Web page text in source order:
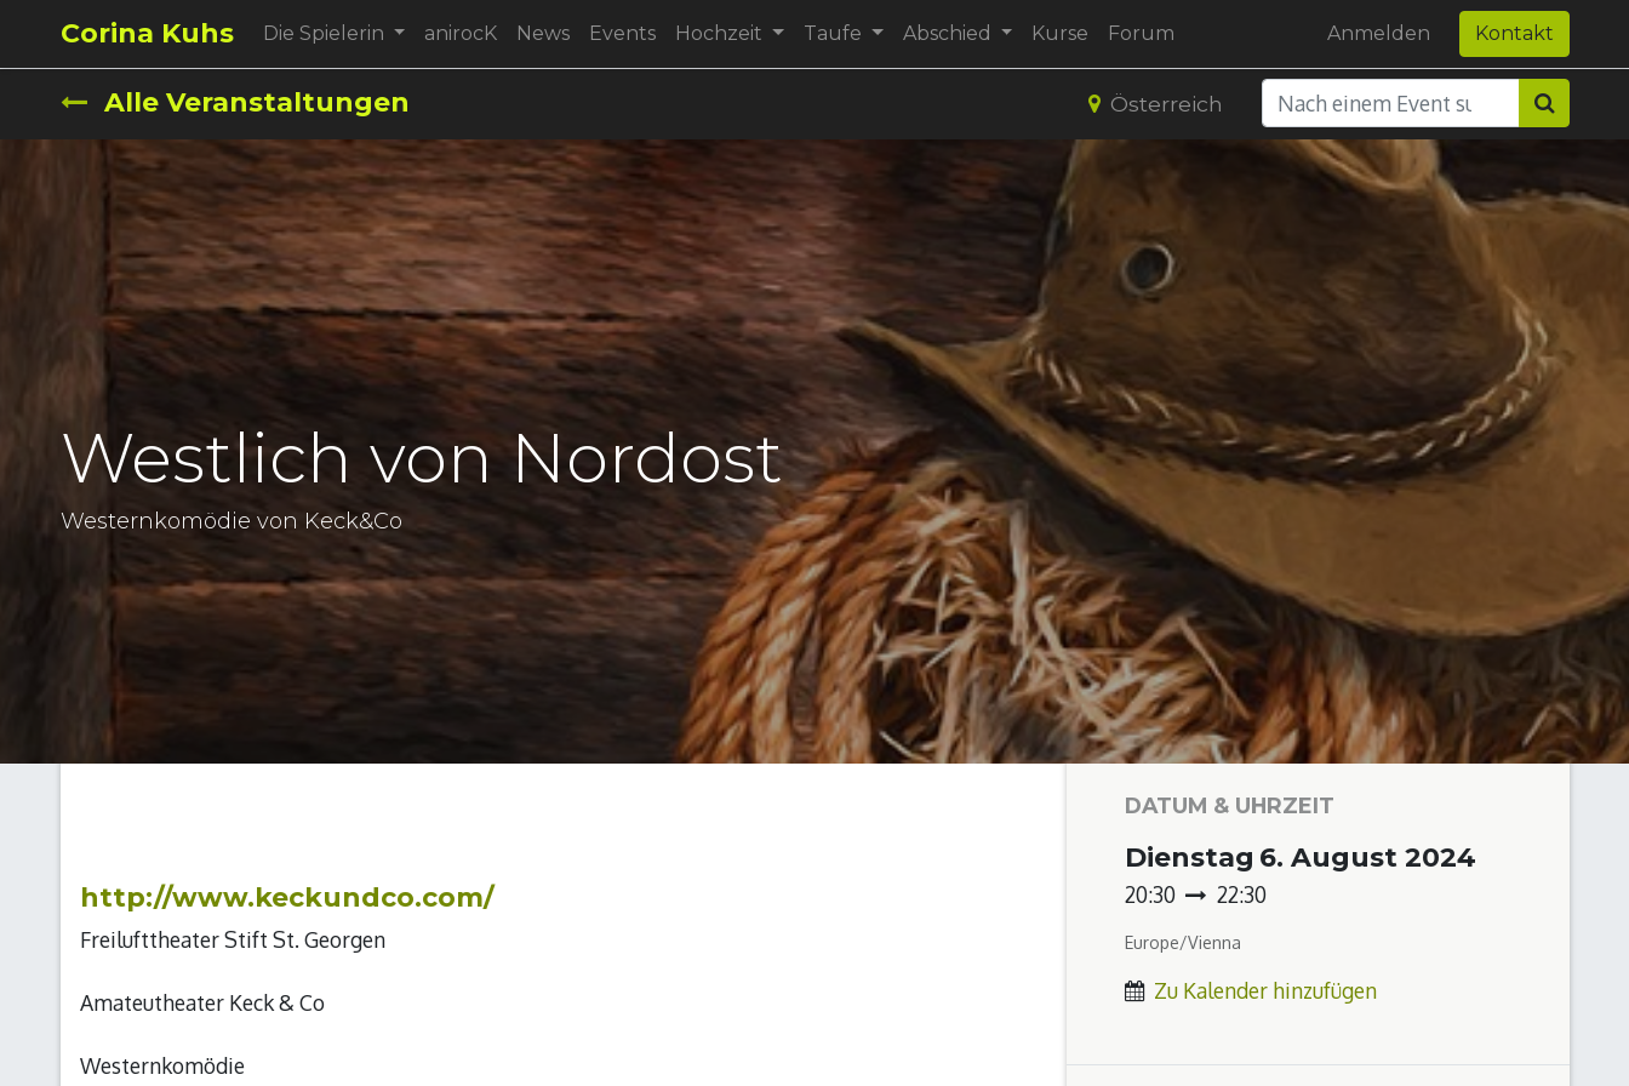
Corina Kuhs Die Spielerin anirocK News Events Hochzeit Taufe Abschied Kurse Forum Anmelden Kontakt
Alle Veranstaltungen Österreich
Westlich von Nordost
Westernkomödie von Keck&Co
http://www.keckundco.com/
Freilufttheater Stift St. Georgen
Amateutheater Keck & Co
Westernkomödie
DATUM & UHRZEIT
Dienstag 6. August 2024
20:30 22:30
Europe/Vienna
Zu Kalender hinzufügen